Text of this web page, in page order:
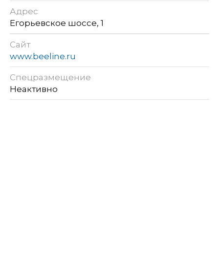
Адрес
Егорьевское шоссе, 1
Сайт
www.beeline.ru
Спецразмещение
Неактивно